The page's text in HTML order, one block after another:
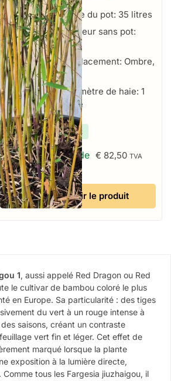
Taille du pot: 35 litres
Hauteur sans pot:
200+ cm
Emplacement: Ombre,
Soleil
Par mètre de haie: 1
par mètre
✔En stock
À partir de € 82,50 TVA
incluse
Voir le produit
1, aussi appelé Red Dragon ou Red
le cultivar de bambou coloré le plus
en Europe. Sa particularité : des tiges
du vert à un rouge intense à
saisons, créant un contraste
vert fin et léger. Cet effet de
marqué lorsque la plante
exposition à la lumière directe,
tous les Fargesia jiuzhaigou, il